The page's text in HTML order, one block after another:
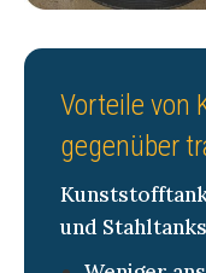
Vorteile von
gegenüber
und